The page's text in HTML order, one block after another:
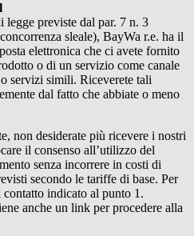
previste dal par. 7 n. 3
sleale), BayWa r.e. ha il
elettronica che ci avete fornito
o di un servizio come canale
servizi simili. Riceverete tali
dal fatto che abbiate o meno
non desiderate più ricevere i nostri
il consenso all’utilizzo del
senza incorrere in costi di
secondo le tariffe di base. Per
indicato al punto 1.
anche un link per procedere alla